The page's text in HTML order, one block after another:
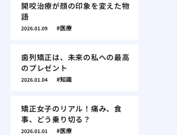
開咬治療が顔の印象を変えた物
語
2026.01.09 医療
歯列矯正は、未来の私への最高
のプレゼント
2026.01.04 知識
矯正女子のリアル！痛み、食
事、どう乗り切る？
2026.01.01 医療